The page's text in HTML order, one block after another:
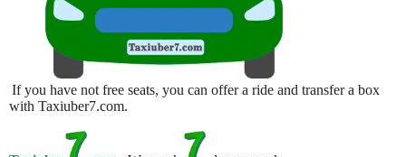
If you have not free seats, you can offer a ride and transfer a box
with Taxiuber7.com.